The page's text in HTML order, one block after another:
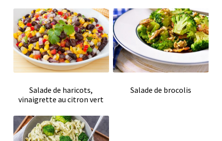
Salade de haricots,
vinaigrette au citron vert
Salade de brocolis